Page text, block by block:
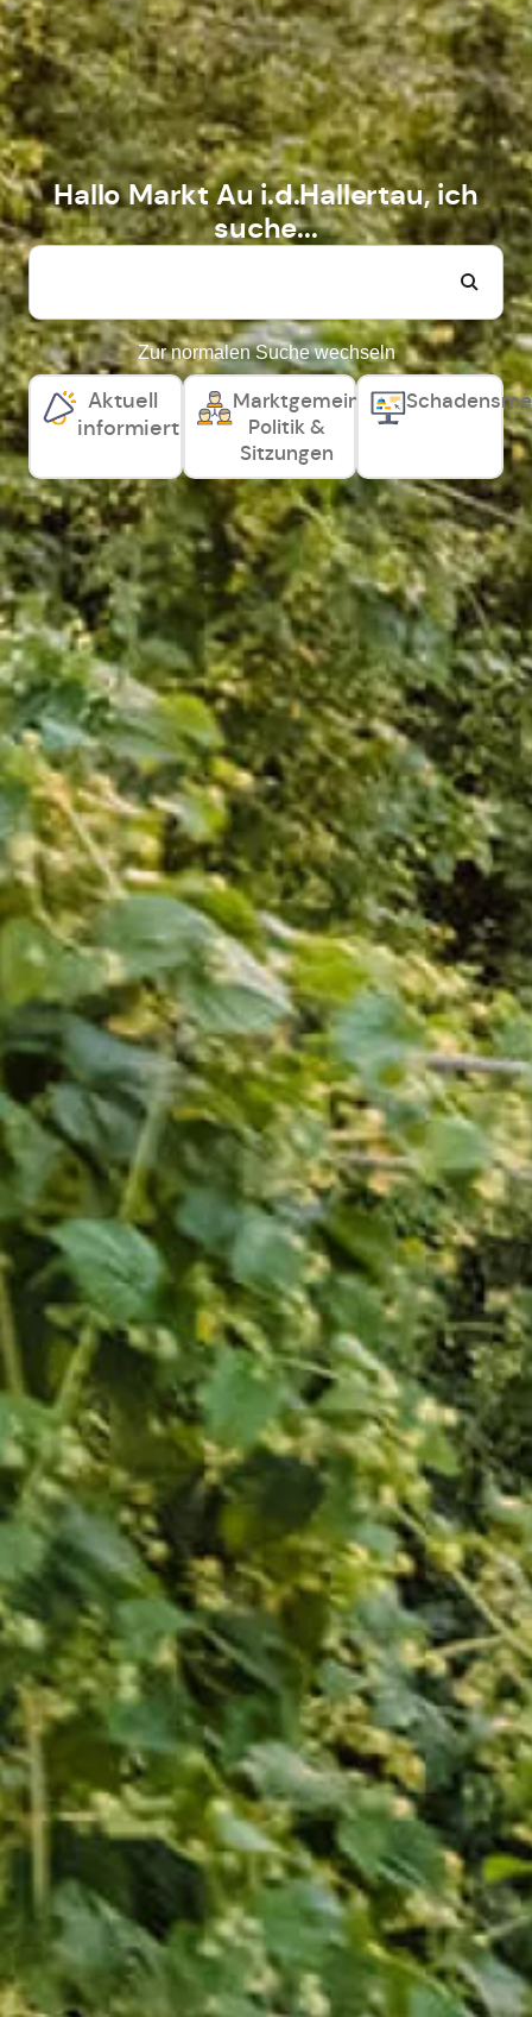
Hallo Markt Au i.d.Hallertau, ich
suche...
Zur normalen Suche wechseln
Aktuell
informiert
Marktgemeinderat,
Politik &
Sitzungen